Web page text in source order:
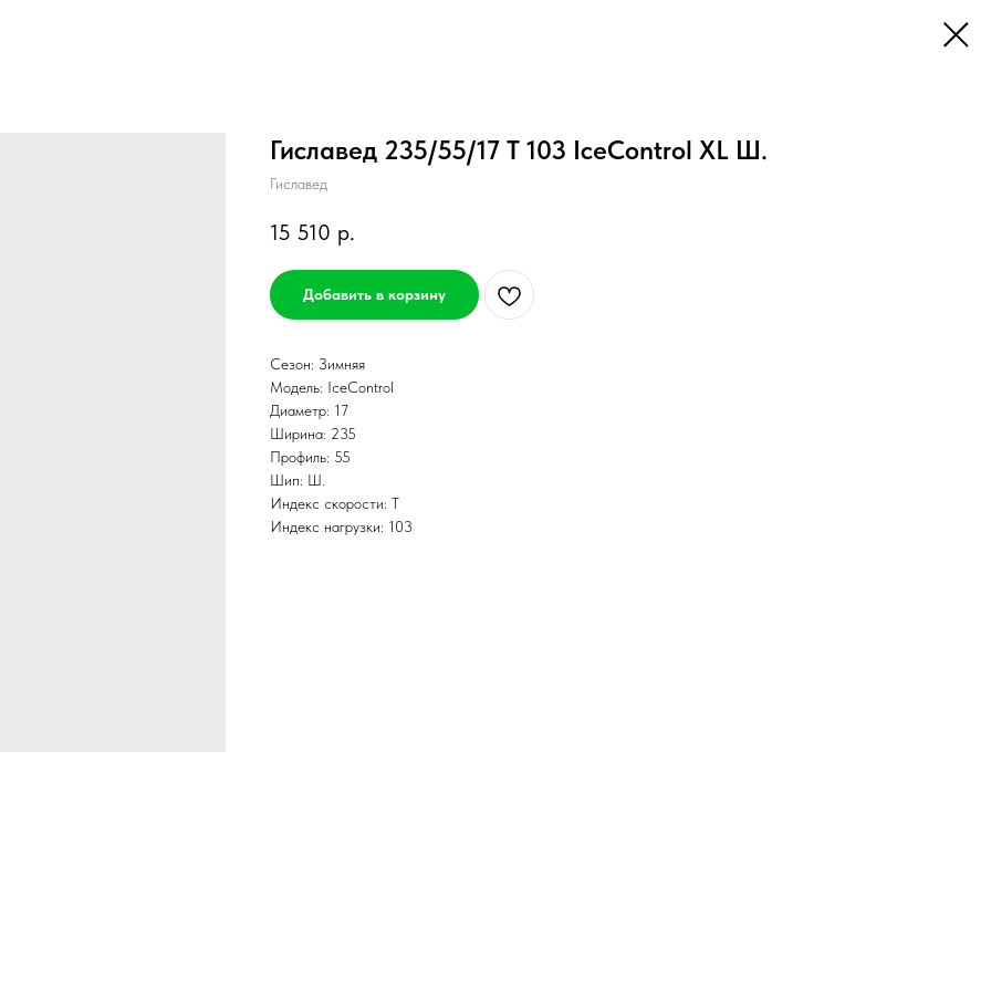
Гиславед 235/55/17 T 103 IceControl XL Ш.
Гиславед
15 510 р.
Добавить в корзину
Сезон: Зимняя
Модель: IceControl
Диаметр: 17
Ширина: 235
Профиль: 55
Шип: Ш.
Индекс скорости: T
Индекс нагрузки: 103